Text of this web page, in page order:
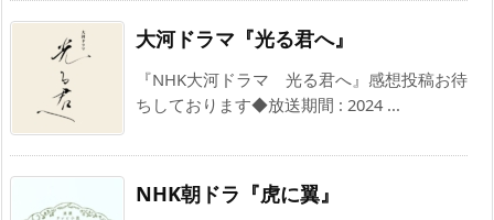
大河ドラマ『光る君へ』
『NHK大河ドラマ 光る君へ』感想投稿お待
ちしております◆放送期間 : 2024 ...
NHK朝ドラ『虎に翼』